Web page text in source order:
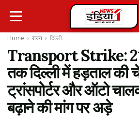
Home राज्य दिल्ली
Transport Strike:
तक दिल्ली में हड़ताल की
ट्रांसपोर्टर और ऑटो
बढ़ाने की मांग पर अड़े